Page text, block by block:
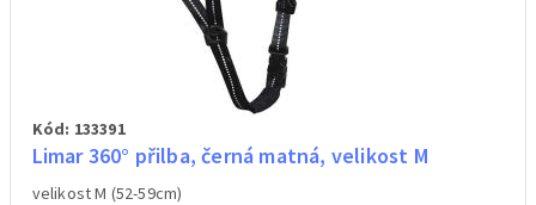
Kód: 133391
Limar 360° přilba, černá matná, velikost M
velikost M (52-59cm)